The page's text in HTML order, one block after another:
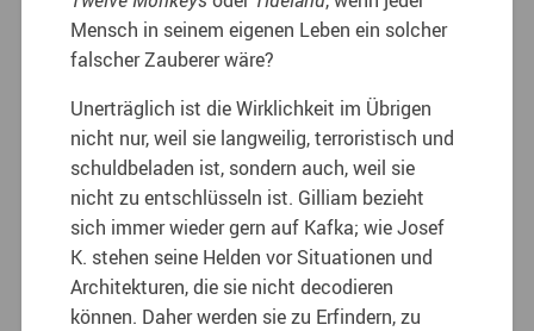
Mensch in seinem eigenen Leben ein solcher
falscher Zauberer wäre?
Unerträglich ist die Wirklichkeit im Übrigen
nicht nur, weil sie langweilig, terroristisch und
schuldbeladen ist, sondern auch, weil sie
nicht zu entschlüsseln ist. Gilliam bezieht
sich immer wieder gern auf Kafka; wie Josef
K. stehen seine Helden vor Situationen und
Architekturen, die sie nicht decodieren
können. Daher werden sie zu Erfindern, zu